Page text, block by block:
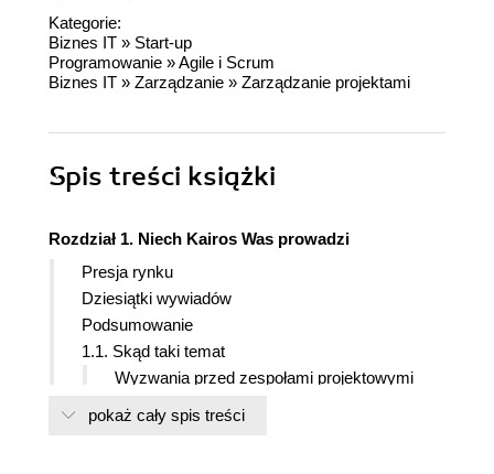
Kategorie:
Biznes IT » Start-up
Programowanie »Agile i Scrum
Biznes IT » Zarządzanie » Zarządzanie projektami
Spis treści książki
Rozdział 1. Niech Kairos Was prowadzi
Presja rynku
Dziesiątki wywiadów
Podsumowanie
1.1. Skąd taki temat
Wyzwania przed zespołami projektowymi
Spodziewane korzyści
1.2. Dla kogo jest ta książka
pokaż cały spis treści